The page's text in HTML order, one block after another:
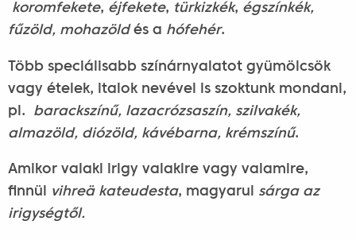
koromfekete, éjfekete, türkizkék, égszínkék,
fűzöld, mohazöldés a hófehér.
Több speciálisabb színárnyalatot gyümölcsök
vagy ételek, italok nevével is szoktunk mondani,
pl. barackszínű, lazacrózsaszín, szilvakék,
almazöld, diózöld, kávébarna, krémszínű.
Amikor valaki irigy valakire vagy valamire,
finnül
vihreä kateudesta, magyarul
sárga az
irigységtől.